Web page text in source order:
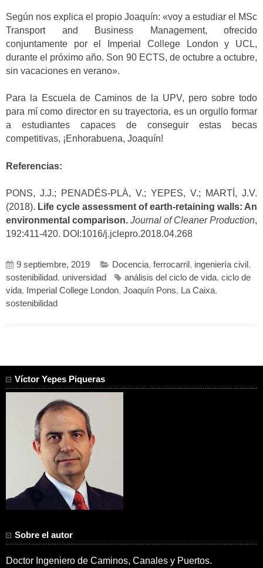
Según nos explica el propio Joaquín: «voy a estudiar el MSc
Transport and Business Management, ofrecido
conjuntamente por el Imperial College London y UCL,
durante el próximo año. Son 90 ECTS, de octubre a octubre,
sin vacaciones en verano».
Para la Escuela de Caminos de la UPV, pero sobre todo
para mí como director en su trayectoria, es un orgullo formar
a estudiantes capaces de conseguir estas becas
competitivas, ¡Enhorabuena, Joaquín!
Referencias:
PONS, J.J.; PENADÉS-PLÀ, V.; YEPES, V.; MARTÍ, J.V.
(2018). Life cycle assessment of earth-retaining walls: An
environmental comparison. Journal of Cleaner Production,
192:411-420. DOI:1016/j.jclepro.2018.04.268
9 septiembre, 2019 Docencia, ferrocarril , ingeniería civil ,
sostenibilidad, universidad análisis del ciclo de vida, ciclo de
vida, Imperial College London, Joaquín Pons, La Caixa,
sostenibilidad
Víctor Yepes Piqueras
Sobre el autor
Doctor Ingeniero de Caminos, Canales y Puertos.